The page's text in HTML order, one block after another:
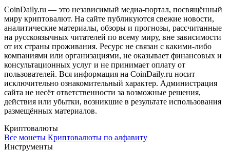
CoinDaily.ru — это независимый медиа-портал, посвящённый
миру криптовалют. На сайте публикуются свежие новости,
аналитические материалы, обзоры и прогнозы, рассчитанные
на русскоязычных читателей по всему миру, вне зависимости
от их страны проживания. Ресурс не связан с какими-либо
компаниями или организациями, не оказывает финансовых и
консультационных услуг и не принимает оплату от
пользователей. Вся информация на CoinDaily.ru носит
исключительно ознакомительный характер. Администрация
сайта не несёт ответственности за возможные решения,
действия или убытки, возникшие в результате использования
размещённых материалов.
Криптовалюты
Все монеты Криптовалюты по алфавиту
Инструменты